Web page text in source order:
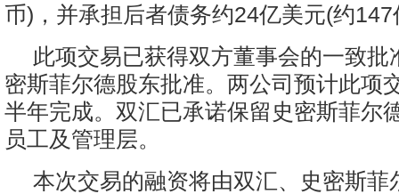
币)，并承担后者债务约24亿美元(约
此项交易已获得双方董事会的一致批
密斯菲尔德股东批准。两公司预计此项
半年完成。双汇已承诺保留史密斯菲尔
员工及管理层。
本次交易的融资将由双汇、史密斯菲